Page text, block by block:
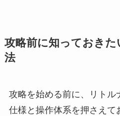
攻略前に知っておき
法
攻略を始める前に、リトル
仕様と操作体系を押さえて